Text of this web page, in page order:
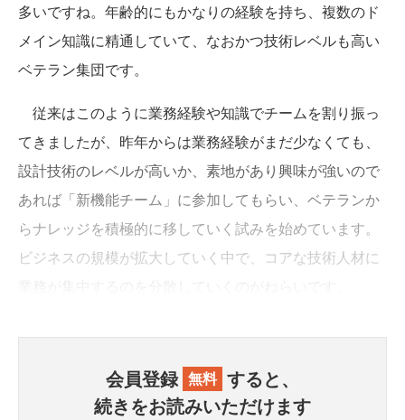
多いですね。年齢的にもかなりの経験を持ち、複数のド
メイン知識に精通していて、なおかつ技術レベルも高い
ベテラン集団です。
従来はこのように業務経験や知識でチームを割り振っ
てきましたが、昨年からは業務経験がまだ少なくても、
設計技術のレベルが高いか、素地があり興味が強いので
あれば「新機能チーム」に参加してもらい、ベテランか
らナレッジを積極的に移していく試みを始めています。
ビジネスの規模が拡大していく中で、コアな技術人材に
会員登録 無料 すると、
続きをお読みいただけます